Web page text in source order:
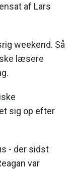
af Lars
weekend. Så
læsere
sig op efter
- der sidst
var